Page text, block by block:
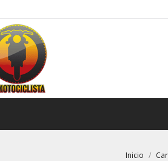
Estás aquí:
Inicio